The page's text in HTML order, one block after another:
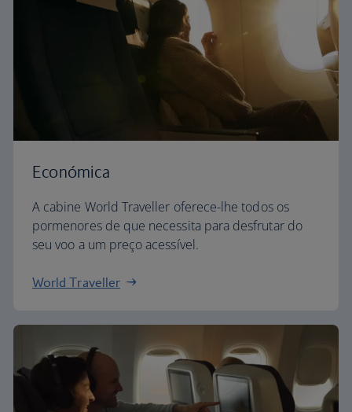
Económica
A cabine World Traveller oferece-lhe todos os
pormenores de que necessita para desfrutar do
seu voo a um preço acessível.
World Traveller